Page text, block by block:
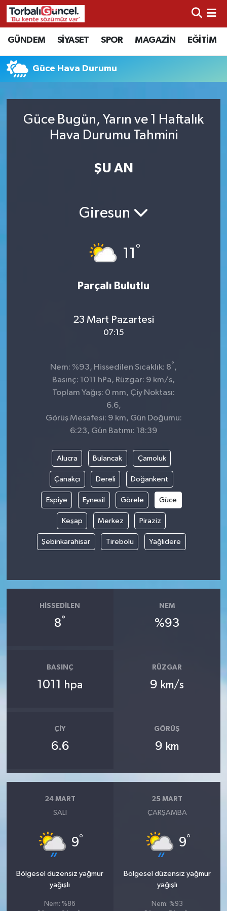
GÜNDEM SİYASET SPOR MAGAZİN EĞİTİM
Güce Hava Durumu
Güce Bugün, Yarın ve 1 Haftalık
Hava Durumu Tahmini
ŞU AN
Giresun
11 °
Parçalı Bulutlu
23 Mart Pazartesi
07:15
Nem: %93, Hissedilen Sıcaklık: 8° ,
Basınç: 1011 hPa, Rüzgar: 9 km/s,
Toplam Yağış: 0 mm, Çiy Noktası:
6.6,
Görüş Mesafesi: 9 km, Gün Doğumu:
6:23, Gün Batımı: 18:39
Alucra Bulancak Çamoluk
Çanakçı Dereli Doğankent
Espiye Eynesil Görele Güce
Keşap Merkez Piraziz
Şebinkarahisar Tirebolu Yağlıdere
HISSEDILEN
8°
NEM
%93
BASINÇ
1011 hpa
RÜZGAR
9 km/s
ÇIY
6.6
GÖRÜŞ
9 km
24 MART
SALI
9°
Bölgesel düzensiz yağmur
yağışlı
Nem: %86
25 MART
ÇARŞAMBA
9°
Bölgesel düzensiz yağmur
yağışlı
Nem: %93
İzmir Nöbetçi Eczaneler
İzmir Hava Durumu
İzmir Trafik Yoğunluk Haritası
Süper Lig Puan Durumu ve Fikstür